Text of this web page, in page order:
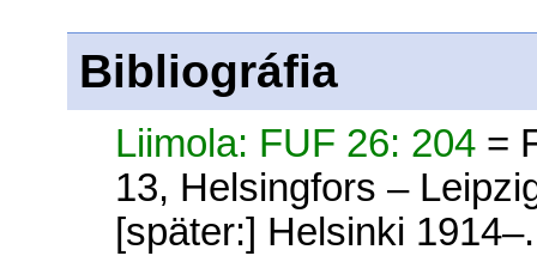
Bibliográfia
Liimola: FUF 26: 204 =
13, Helsingfors –
[später:] Helsinki 1914–.